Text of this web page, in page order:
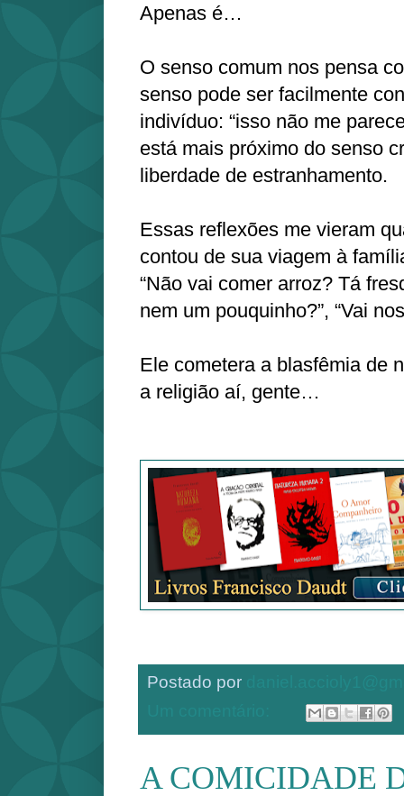
Apenas é…
O senso comum nos pensa
senso pode ser facilmente
indivíduo: “isso não me
está mais próximo do senso
liberdade de estranhamento.
Essas reflexões me vieram
contou de sua viagem à
“Não vai comer arroz? Tá
nem um pouquinho?”, “Vai
Ele cometera a blasfêmia de
a religião aí, gente…
Postado por
A COMICIDADE